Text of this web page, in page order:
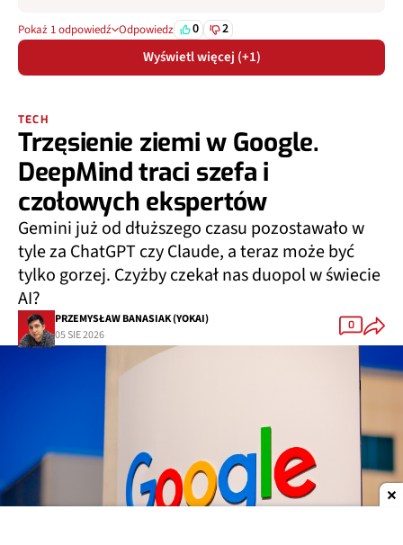
Pokaż 1 odpowiedź Odpowiedz 0 2
Wyświetl więcej (+1)
TECH
Trzęsienie ziemi w Google.
DeepMind traci szefa i
czołowych ekspertów
Gemini już od dłuższego czasu pozostawało w
tyle za ChatGPT czy Claude, a teraz może być
tylko gorzej. Czyżby czekał nas duopol w świecie
AI?
PRZEMYSŁAW BANASIAK (YOKAI)
05 SIE 2026
0